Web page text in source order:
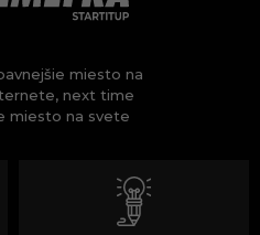
miesto na
next time
miesto na svete